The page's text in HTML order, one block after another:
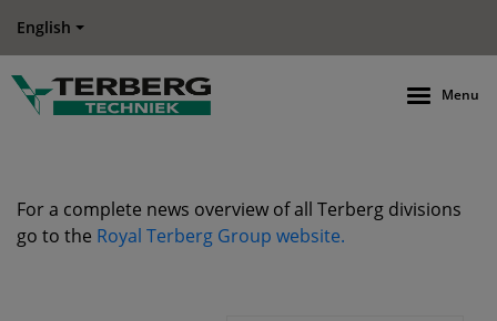
English
Menu
For a complete news overview of all Terberg divisions
go to the Royal Terberg Group website.